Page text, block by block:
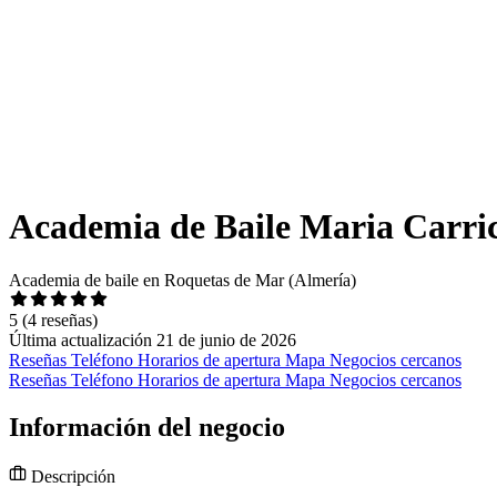
Academia de Baile Maria
Academia de baile en Roquetas de Mar (Almería)
5 (4 reseñas)
Última actualización 21 de junio de 2026
Reseñas Teléfono Horarios de apertura Mapa Negocios cercanos
Reseñas Teléfono Horarios de apertura Mapa Negocios cercanos
Información del negocio
Descripción